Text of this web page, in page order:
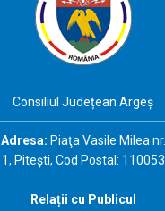
Consiliul Județean Argeș
Adresa: Piaţa Vasile Milea nr.
1, Piteşti, Cod Postal: 110053
Relații cu Publicul